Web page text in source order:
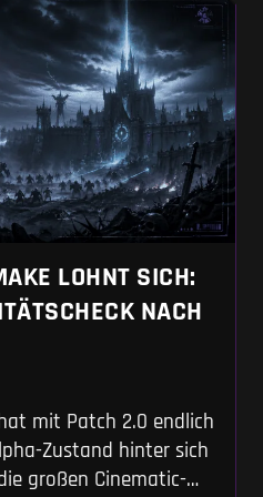
arg steife –
hast.
LOHNT SICH:
NACH
mit Patch 2.0 endlich
Zustand hinter sich
großen Cinematic-